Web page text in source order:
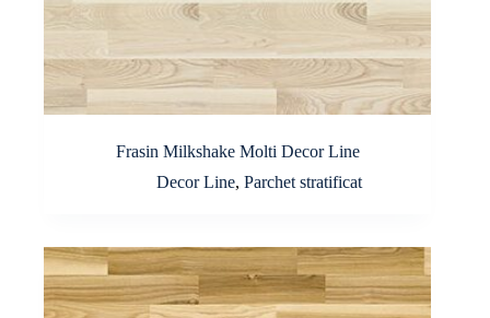
Frasin Milkshake Molti Decor Line
Decor Line,Parchet stratificat